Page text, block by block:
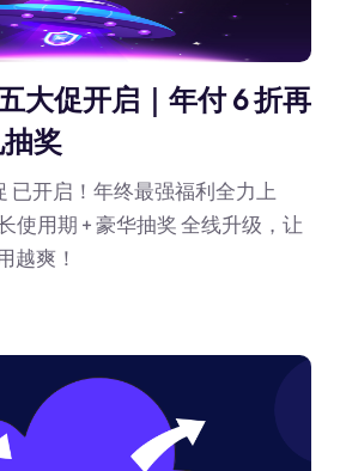
大促开启｜年付 6 折再
奖
已开启！年终最强福利全力上
使用期 + 豪华抽奖 全线升级，让
越爽！